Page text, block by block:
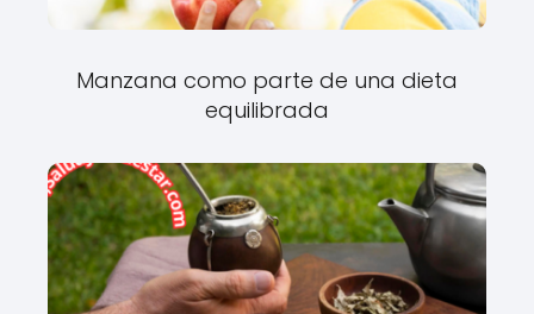
Manzana como parte de una dieta
equilibrada